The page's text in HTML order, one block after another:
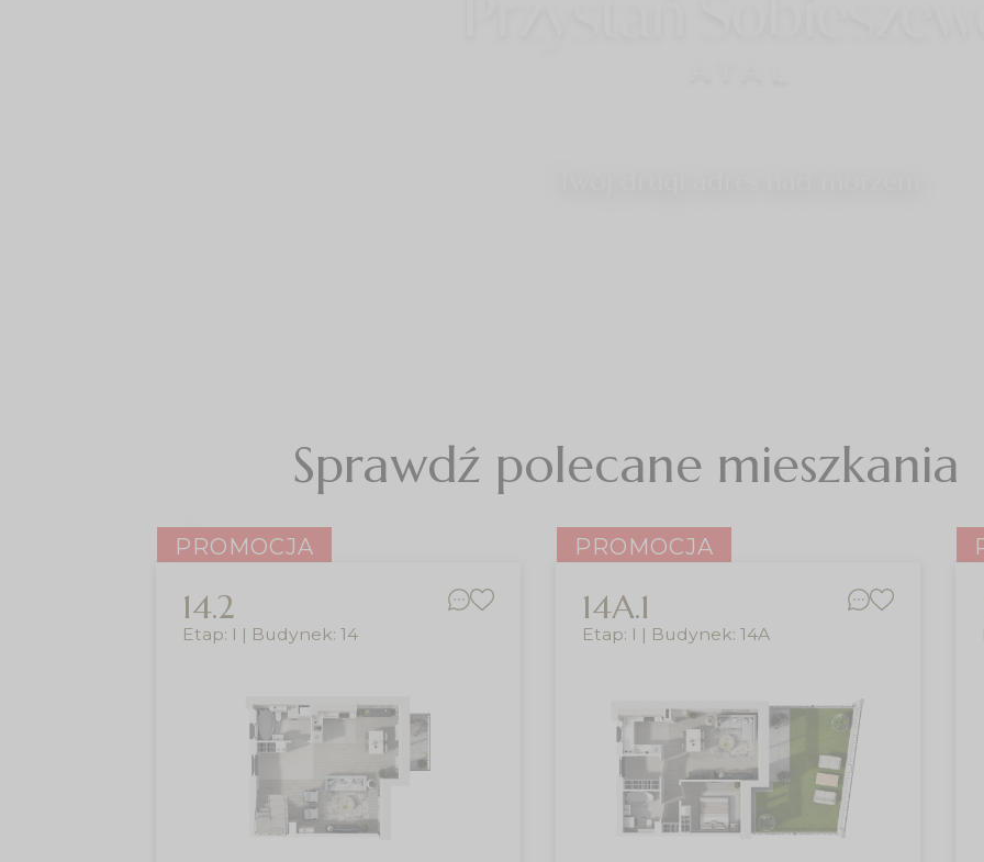
Sprawdź polecane mieszkania
PROMOCJA
14.2
Etap: I | Budynek: 14
PROMOCJA
14A.1
Etap: I | Budynek: 14A